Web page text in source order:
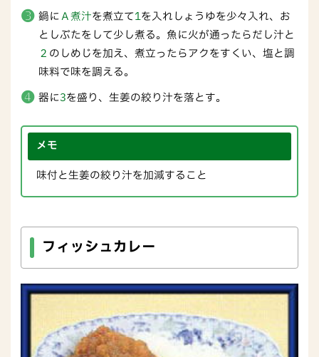
鍋にＡ煮汁を煮立て1を入れしょうゆを少々入れ、お
としぶたをして少し煮る。魚に火が通ったらだし汁と
２ のしめじを加え、煮立ったらアクをすくい、塩と調
味料で味を調える。
器に3を盛り、生姜の絞り汁を落とす。
メモ
味付と生姜の絞り汁を加減すること
フィッシュカレー